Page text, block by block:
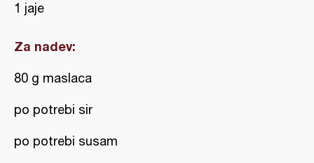
1 jaje
Za nadev:
80 g maslaca
po potrebi sir
po potrebi susam